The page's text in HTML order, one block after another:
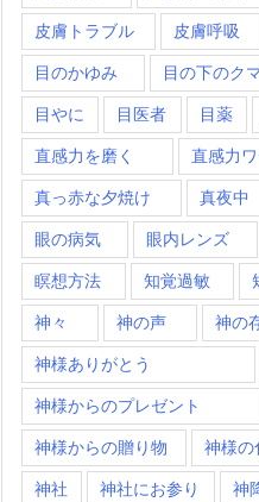
皮膚トラブル 皮膚呼吸
目のかゆみ 目の下のク
目やに 目医者 目薬
直感力を磨く 直感力
真っ赤な夕焼け 真夜中
眼の病気 眼内レンズ
瞑想方法 知覚過敏
神々 神の声 神の
神様ありがとう
神様からのプレゼント
神様からの贈り物 神様の
神社 神社にお参り 神